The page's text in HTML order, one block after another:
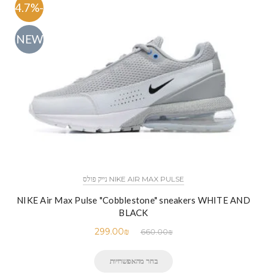
-54.7%
NEW
NIKE AIR MAX PULSE נייק פולס
NIKE Air Max Pulse "Cobblestone" sneakers WHITE AND
BLACK
660.00₪
299.00₪
בחר מהאפשרויות